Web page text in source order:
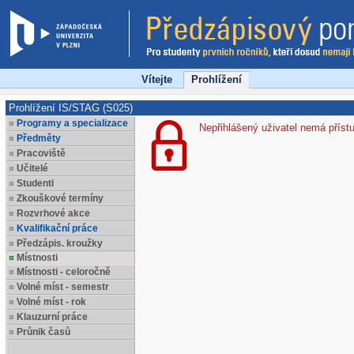
Vítejte Prohlížení
Prohlížení IS/STAG (S025)
Programy a specializace
Předměty
Pracoviště
Učitelé
Studenti
Zkouškové termíny
Rozvrhové akce
Kvalifikační práce
Předzápis. kroužky
Místnosti
Místnosti - celoročně
Volné míst - semestr
Volné míst - rok
Klauzurní práce
Průnik časů
Nepřihlášený uživatel nemá